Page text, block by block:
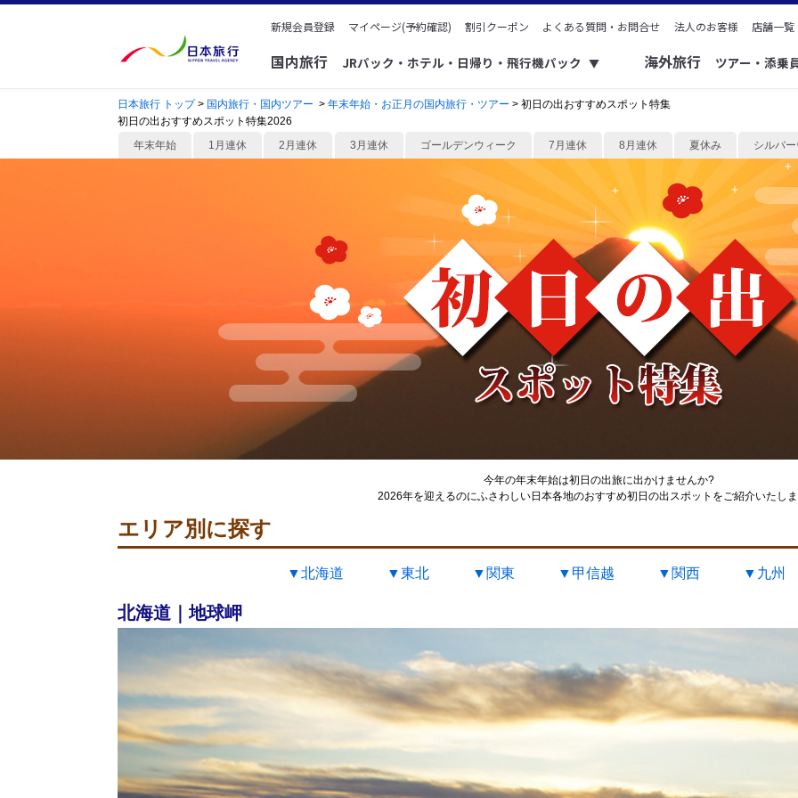
新規会員登録 マイページ(予約確認) 割引クーポン よくある質問・お問合せ 法人のお客様 店舗一覧
国内旅行 JRパック・ホテル・日帰り・飛行機パック ▼ 海外旅行 ツアー・添乗
日本旅行 トップ> 国内旅行・国内ツアー > 年末年始・お正月の国内旅行・ツアー > 初日の出おすすめスポット特集
初日の出おすすめスポット特集2026
年末年始
1月連休 2月連休 3月連休 ゴールデンウィーク 7月連休 8月連休 夏休み シルバ
今年の年末年始は初日の出旅に出かけませんか?
2026年を迎えるのにふさわしい日本各地のおすすめ初日の出スポットをご紹介いたし
エリア別に探す
▼北海道 ▼東北 ▼関東 ▼甲信越 ▼関西 ▼九州
北海道｜地球岬